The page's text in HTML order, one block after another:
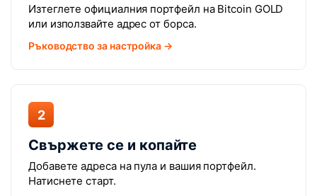
Изтеглете официалния портфейл на Bitcoin GOLD
или използвайте адрес от борса.
Ръководство за настройка →
2
Свържете се и копайте
Добавете адреса на пула и вашия портфейл.
Натиснете старт.